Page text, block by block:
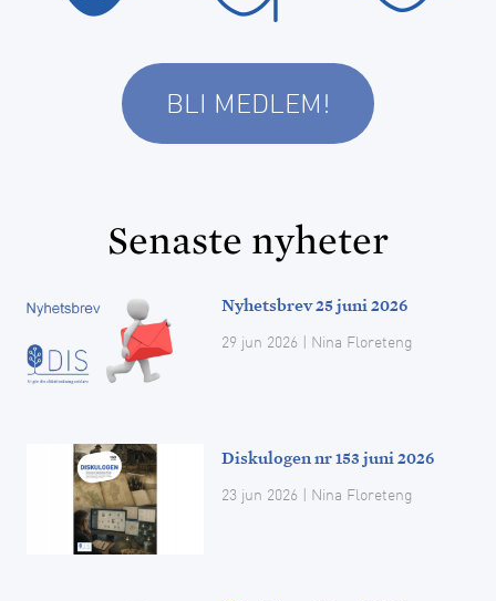
BLI MEDLEM!
Senaste nyheter
Nyhetsbrev 25 juni 2026
29 jun 2026 | Nina Floreteng
Diskulogen nr 153 juni 2026
23 jun 2026 | Nina Floreteng